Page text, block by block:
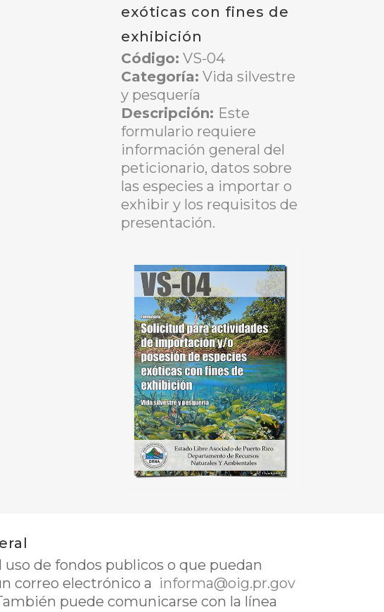
exóticas con fines de
exhibición
Código: VS-04
Categoría: Vida silvestre
y pesquería
Descripción: Este
formulario requiere
información general del
peticionario, datos sobre
las especies a importar o
exhibir y los requisitos de
presentación.
de fondos publicos o que puedan
correo electrónico a informa@oig.pr.gov
puede comunicarse con la línea